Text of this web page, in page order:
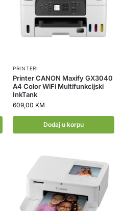
PRINTERI
Printer CANON Maxify GX3040
A4 Color WiFi Multifunkcijski
InkTank
609,00 KM
Dodaj u korpu